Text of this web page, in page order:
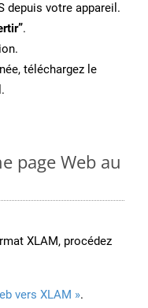
depuis votre appareil.
.
téléchargez le
page Web au
XLAM, procédez
vers XLAM ».